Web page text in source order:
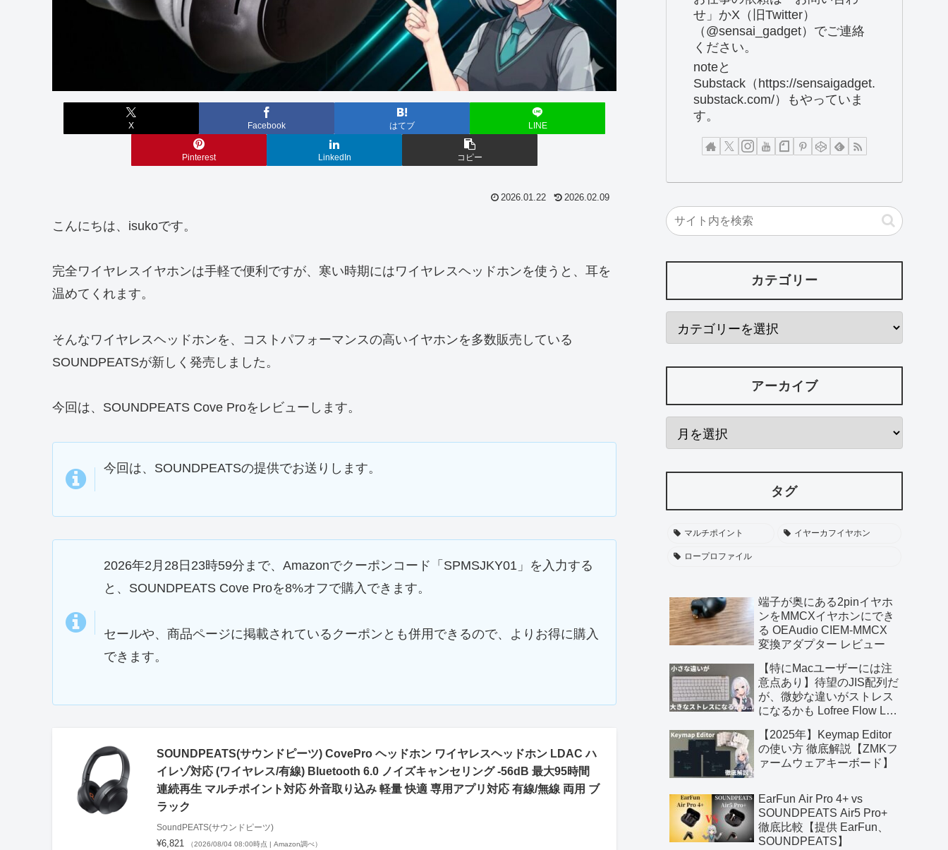
X Facebook はてブ LINE
Pinterest LinkedIn コピー
2026.01.22 2026.02.09
こんにちは、isukoです。
完全ワイヤレスイヤホンは手軽で便利ですが、寒い時期にはワイヤレスヘッドホンを使うと、耳を
温めてくれます。
そんなワイヤレスヘッドホンを、コストパフォーマンスの高いイヤホンを多数販売している
SOUNDPEATSが新しく発売しました。
今回は、SOUNDPEATS Cove Proをレビューします。
今回は、SOUNDPEATSの提供でお送りします。
2026年2月28日23時59分まで、Amazonでクーポンコード「SPMSJKY01」を入力する
と、SOUNDPEATS Cove Proを8%オフで購入できます。
セールや、商品ページに掲載されているクーポンとも併用できるので、よりお得に購入
できます。
SOUNDPEATS(サウンドピーツ) CovePro ヘッドホン ワイヤレスヘッドホン LDAC ハ
イレゾ対応 (ワイヤレス/有線) Bluetooth 6.0 ノイズキャンセリング -56dB 最大95時間
連続再生 マルチポイント対応 外音取り込み 軽量 快適 専用アプリ対応 有線/無線 両用 ブ
ラック
SoundPEATS(サウンドピーツ)
¥6,821 （2026/08/04 08:00時点 | Amazon調べ）
せ」かX（旧Twitter）
（@sensai_gadget）でご連絡
ください。
noteと
Substack（https://sensaigadget.
substack.com/）もやっていま
す。
カテゴリー
アーカイブ
タグ
マルチポイント イヤーカフイヤホン
ロープロファイル
端子が奥にある2pinイヤホ
ンをMMCXイヤホンにでき
る OEAudio CIEM-MMCX
変換アダプター レビュー
【特にMacユーザーには注
意点あり】待望のJIS配列だ
が、微妙な違いがストレス
になるかも Lofree Flow Lite
同会社】
【2025年】Keymap Editor
の使い方 徹底解説【ZMKフ
ァームウェアキーボード】
EarFun Air Pro 4+ vs
SOUNDPEATS Air5 Pro+
徹底比較【提供 EarFun、
SOUNDPEATS】